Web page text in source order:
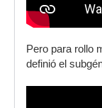
Pero para rollo
definió el